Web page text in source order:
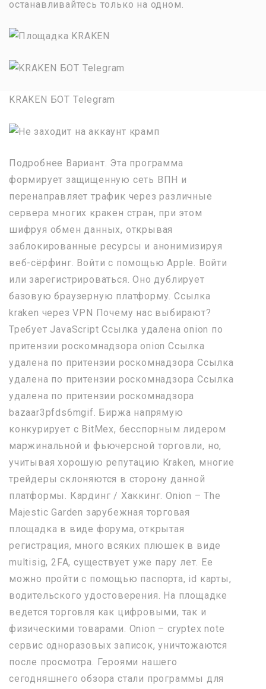
останавливайтесь только на одном.
KRAKEN БОТ Telegram
Подробнее Вариант. Эта программа
формирует защищенную сеть ВПН и
перенаправляет трафик через различные
сервера многих кракен стран, при этом
шифруя обмен данных, открывая
заблокированные ресурсы и анонимизируя
веб-сёрфинг. Войти с помощью Apple. Войти
или зарегистрироваться. Оно дублирует
базовую браузерную платформу. Ссылка
kraken через VPN Почему нас выбирают?
Требует JavaScript Ссылка удалена onion по
притензии роскомнадзора onion Ссылка
удалена по притензии роскомнадзора Ссылка
удалена по притензии роскомнадзора Ссылка
удалена по притензии роскомнадзора
bazaar3pfds6mgif. Биржа напрямую
конкурирует с BitMex, бесспорным лидером
маржинальной и фьючерсной торговли, но,
учитывая хорошую репутацию Kraken, многие
трейдеры склоняются в сторону данной
платформы. Кардинг / Хаккинг. Onion – The
Majestic Garden зарубежная торговая
площадка в виде форума, открытая
регистрация, много всяких плюшек в виде
multisig, 2FA, существует уже пару лет. Ее
можно пройти с помощью паспорта, id карты,
водительского удостоверения. На площадке
ведется торговля как цифровыми, так и
физическими товарами. Onion – cryptex note
сервис одноразовых записок, уничтожаются
после просмотра. Героями нашего
сегодняшнего обзора стали программы для